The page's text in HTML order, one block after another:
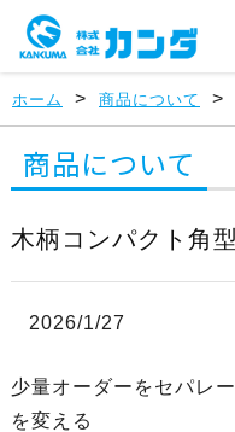
ホーム > 商品について >
商品について
木柄コンパクト角
2026/1/27
少量オーダーをセパレ
を変える